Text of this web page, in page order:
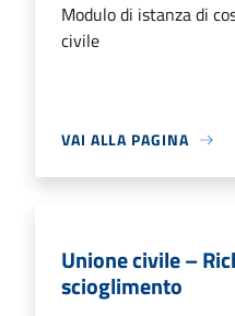
Modulo di istanza di
civile
VAI ALLA PAGINA
Unione civile –
scioglimento